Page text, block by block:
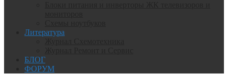
Литература
БЛОГ
ФОРУМ